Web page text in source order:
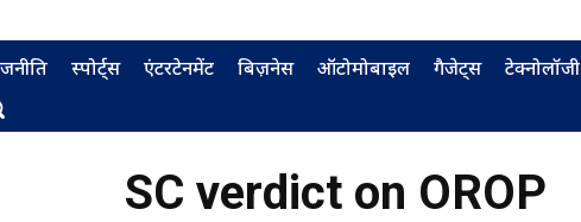
स्पोर्ट्स एंटरटेनमेंट बिज़नेस ऑटोमोबाइल गैजेट्स टेक्नोलॉजी
SC verdict on OROP